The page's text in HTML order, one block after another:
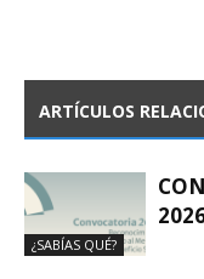
ARTÍCULOS
¿SABÍAS QUÉ?